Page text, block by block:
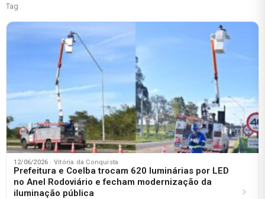
Tag
12/06/2026 · Vitória da Conquista
Prefeitura e Coelba trocam 620 luminárias por LED
no Anel Rodoviário e fecham modernização da
iluminação pública